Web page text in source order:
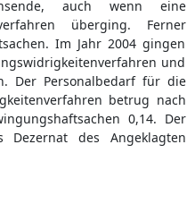
auch wenn eine
überging. Ferner
Im Jahr 2004 gingen
und
Der Personalbedarf für die
betrug nach
0,14. Der
Dezernat des Angeklagten